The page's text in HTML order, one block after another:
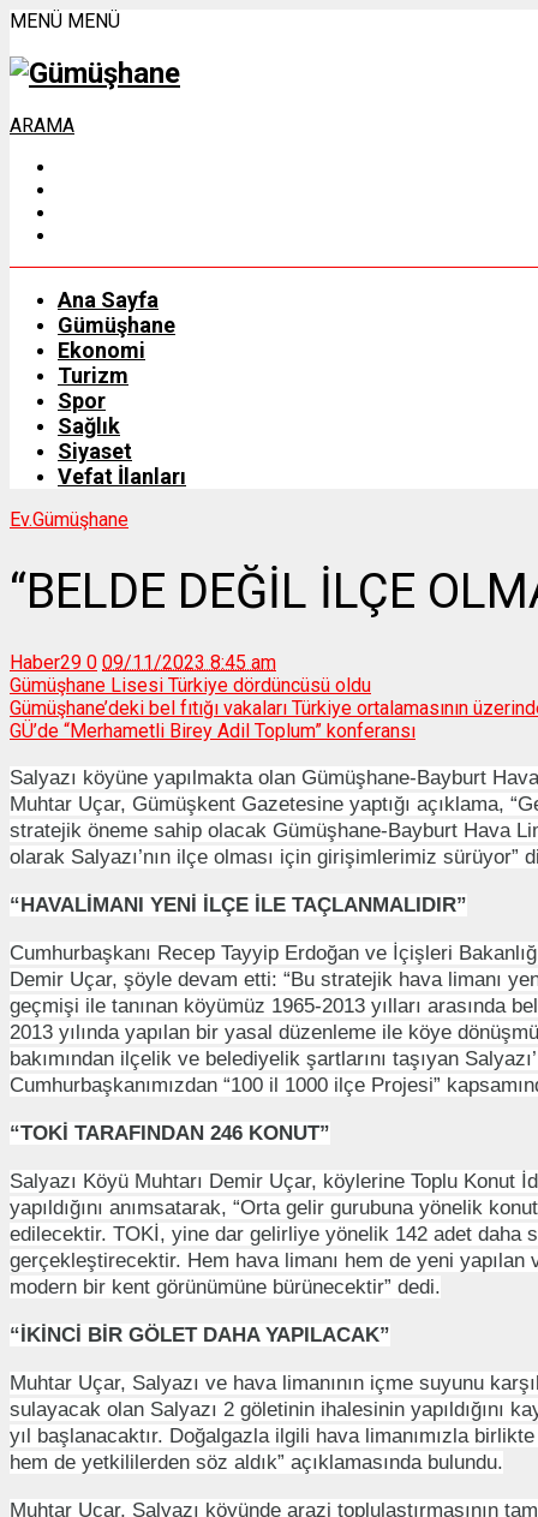
MENÜ MENÜ
ARAMA
Ana Sayfa
Gümüşhane
Ekonomi
Turizm
Spor
Sağlık
Siyaset
Vefat İlanları
Ev.Gümüşhane
“BELDE DEĞİL İLÇE
Haber29 0 09/11/2023 8:45 am
Gümüşhane Lisesi Türkiye dördüncüsü oldu
Gümüşhane’deki bel fıtığı vakaları Türkiye ortalamasının
GÜ’de “Merhametli Birey Adil Toplum” konferansı
Salyazı köyüne yapılmakta olan Gümüşhane-Bayburt
Muhtar Uçar, Gümüşkent Gazetesine yaptığı açıklama,
stratejik öneme sahip olacak Gümüşhane-Bayburt Hava
olarak Salyazı’nın ilçe olması için girişimlerimiz sürüyor”
“HAVALİMANI YENİ İLÇE İLE TAÇLANMALIDIR”
Cumhurbaşkanı Recep Tayyip Erdoğan ve İçişleri
Demir Uçar, şöyle devam etti: “Bu stratejik hava limanı
geçmişi ile tanınan köyümüz 1965-2013 yılları arasında
2013 yılında yapılan bir yasal düzenleme ile köye
bakımından ilçelik ve belediyelik şartlarını taşıyan
Cumhurbaşkanımızdan “100 il 1000 ilçe Projesi”
“TOKİ TARAFINDAN 246 KONUT”
Salyazı Köyü Muhtarı Demir Uçar, köylerine Toplu Konut
yapıldığını anımsatarak, “Orta gelir gurubuna yönelik
edilecektir. TOKİ, yine dar gelirliye yönelik 142 adet daha
gerçekleştirecektir. Hem hava limanı hem de yeni
modern bir kent görünümüne bürünecektir” dedi.
“İKİNCİ BİR GÖLET DAHA YAPILACAK”
Muhtar Uçar, Salyazı ve hava limanının içme suyunu
sulayacak olan Salyazı 2 göletinin ihalesinin yapıldığını
yıl başlanacaktır. Doğalgazla ilgili hava limanımızla
hem de yetkililerden söz aldık” açıklamasında bulundu.
Muhtar Uçar, Salyazı köyünde arazi toplulaştırmasının